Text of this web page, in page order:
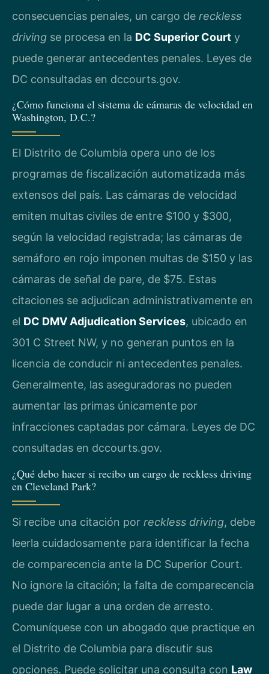
consecuencias penales, un cargo de reckless
driving se procesa en la DC Superior Court y
puede generar antecedentes penales. Leyes de
DC consultadas en dccourts.gov.
¿Cómo funciona el sistema de cámaras de velocidad en
Washington, D.C.?
El Distrito de Columbia opera uno de los
programas de fiscalización automatizada más
extensos del país. Las cámaras de velocidad
emiten multas civiles de entre $100 y $300,
según la velocidad registrada; las cámaras de
semáforo en rojo imponen multas de $150 y las
cámaras de señal de pare, de $75. Estas
citaciones se adjudican administrativamente en
el DC DMV Adjudication Services, ubicado en
301 C Street NW, y no generan puntos en la
licencia de conducir ni antecedentes penales.
Generalmente, las aseguradoras no pueden
aumentar las primas únicamente por
infracciones captadas por cámara. Leyes de DC
consultadas en dccourts.gov.
¿Qué debo hacer si recibo un cargo de reckless driving
en Cleveland Park?
Si recibe una citación por reckless driving, debe
leerla cuidadosamente para identificar la fecha
de comparecencia ante la DC Superior Court.
No ignore la citación; la falta de comparecencia
puede dar lugar a una orden de arresto.
Comuníquese con un abogado que practique en
el Distrito de Columbia para discutir sus
opciones. Puede solicitar una consulta con Law